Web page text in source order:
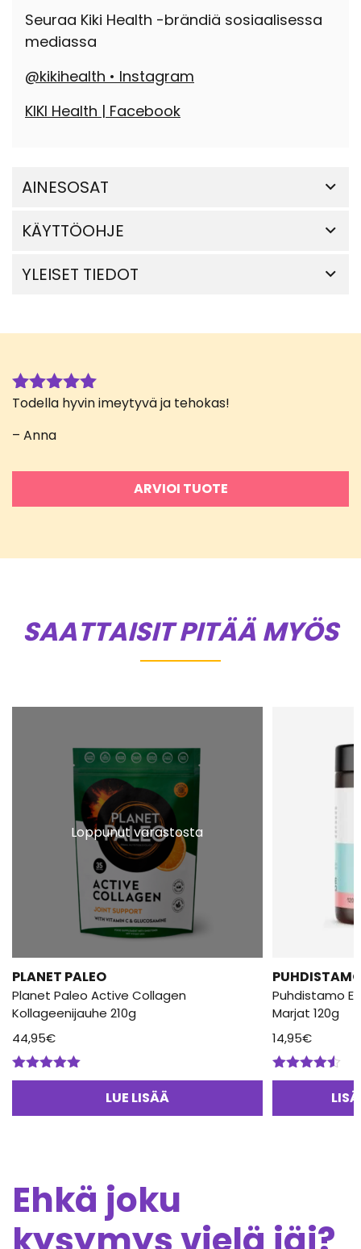
Seuraa Kiki Health -brändiä sosiaalisessa
mediassa
@kikihealth • Instagram
KIKI Health | Facebook
AINESOSAT
KÄYTTÖOHJE
YLEISET TIEDOT
Arvostelu
5 / 5
Todella hyvin imeytyvä ja tehokas!
– Anna
ARVIOI TUOTE
SAATTAISIT PITÄÄ MYÖS
Loppunut varastosta
PLANET PALEO
Planet Paleo Active Collagen
Kollageenijauhe 210g
44,95€
Arvostelu
LUE LISÄÄ
Puhdistamo
Marjat 120g
14,95€
Arvostelu
Ehkä joku